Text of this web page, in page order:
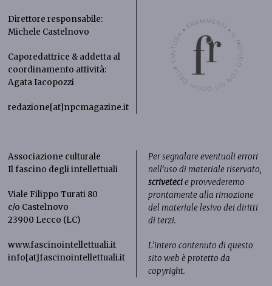
Direttore responsabile:
Michele Castelnovo
Caporedattrice & addetta al
coordinamento attività:
Agata Iacopozzi
redazione[at]npcmagazine.it
Associazione culturale
Il fascino degli intellettuali
Viale Filippo Turati 80
c/o Castelnovo
23900 Lecco (LC)
www.fascinointellettuali.it
info[at]fascinointellettuali.it
Per segnalare eventuali errori
nell’uso di materiale riservato,
scrivetecie provvederemo
prontamente alla rimozione
del materiale lesivo dei diritti
di terzi.
L’intero contenuto di questo
sito web è protetto da
copyright.